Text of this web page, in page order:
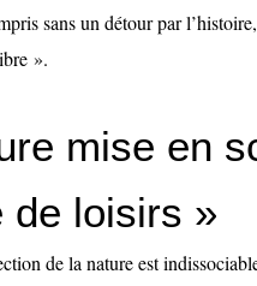
sans un détour par
».
mise en
de loisirs »
de la nature est